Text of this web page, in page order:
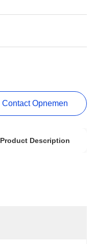
Contact Opnemen
Product Description